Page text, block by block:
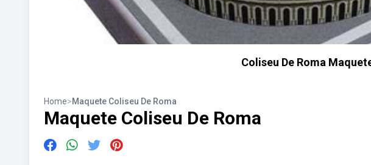
Coliseu De Roma
Home>Maquete Coliseu De Roma
Maquete Coliseu De Roma